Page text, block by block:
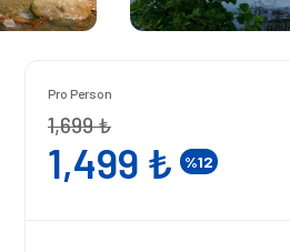
Pro Person
1,699 ₺
1,499 ₺ %12